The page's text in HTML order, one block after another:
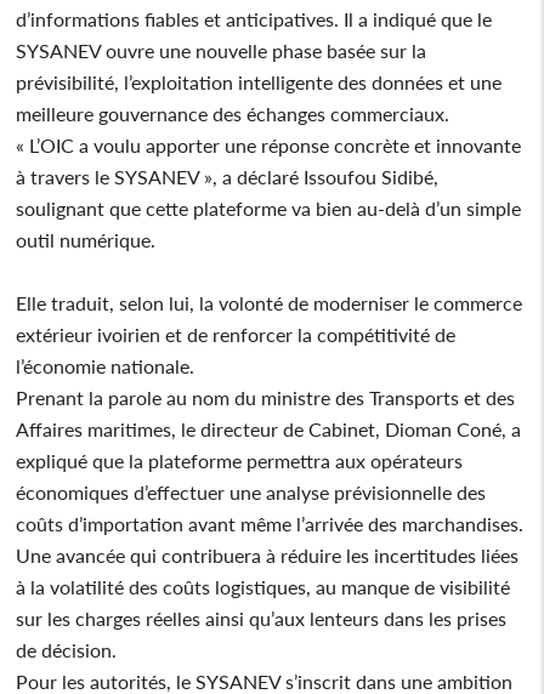
d’informations fiables et anticipatives. Il a indiqué que le
SYSANEV ouvre une nouvelle phase basée sur la
prévisibilité, l’exploitation intelligente des données et une
meilleure gouvernance des échanges commerciaux.
« L’OIC a voulu apporter une réponse concrète et innovante
à travers le SYSANEV », a déclaré Issoufou Sidibé,
soulignant que cette plateforme va bien au-delà d’un simple
outil numérique.
Elle traduit, selon lui, la volonté de moderniser le commerce
extérieur ivoirien et de renforcer la compétitivité de
l’économie nationale.
Prenant la parole au nom du ministre des Transports et des
Affaires maritimes, le directeur de Cabinet, Dioman Coné, a
expliqué que la plateforme permettra aux opérateurs
économiques d’effectuer une analyse prévisionnelle des
coûts d’importation avant même l’arrivée des marchandises.
Une avancée qui contribuera à réduire les incertitudes liées
à la volatilité des coûts logistiques, au manque de visibilité
sur les charges réelles ainsi qu’aux lenteurs dans les prises
de décision.
Pour les autorités, le SYSANEV s’inscrit dans une ambition